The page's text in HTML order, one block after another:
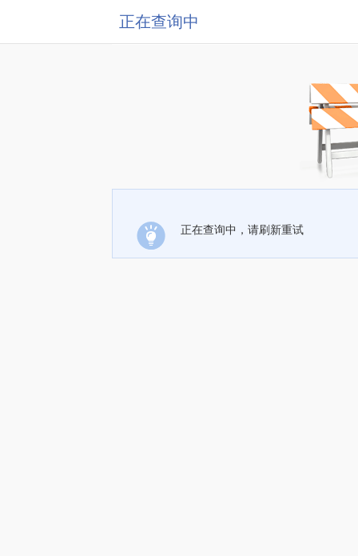
正在查询中
正在查询中，请刷新重试